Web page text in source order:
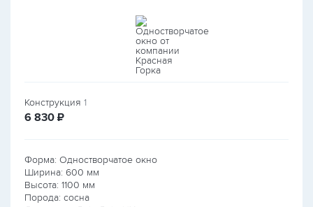
Конструкция 1
6 830 руб.
₽
Форма: Одностворчатое окно
Ширина: 600 мм
Высота: 1100 мм
Порода: сосна